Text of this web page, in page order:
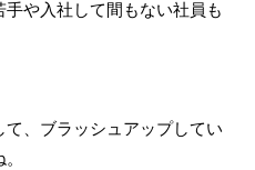
手や入社して間もない社員も
、ブラッシュアップしてい